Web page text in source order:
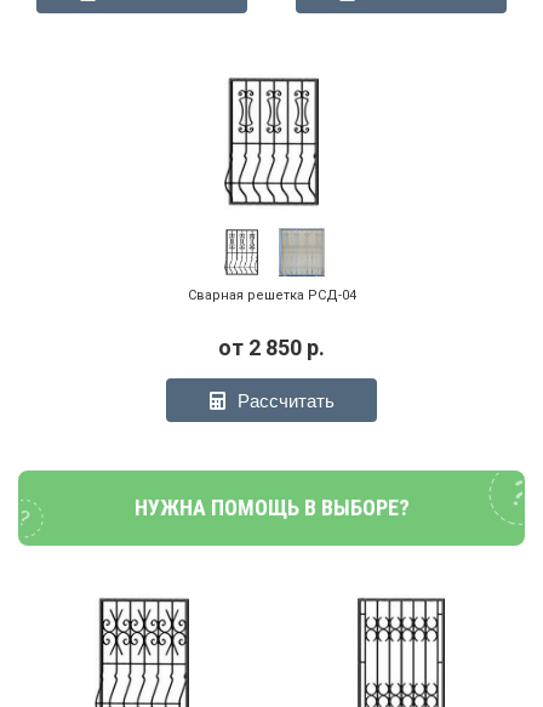
Сварная решетка РСД-04
от 2 850 р.
Рассчитать
НУЖНА ПОМОЩЬ В ВЫБОРЕ?